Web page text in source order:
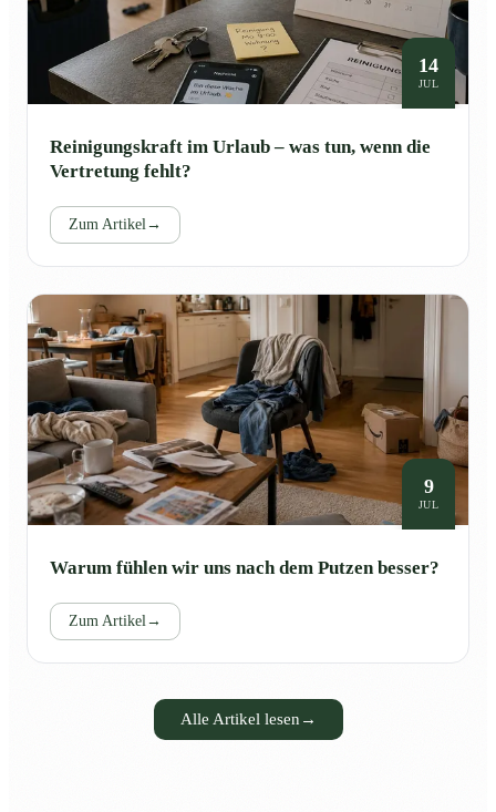
14
JUL
Reinigungskraft im Urlaub – was tun, wenn die
Vertretung fehlt?
Zum Artikel →
9
JUL
Warum fühlen wir uns nach dem Putzen besser?
Zum Artikel →
Alle Artikel lesen →